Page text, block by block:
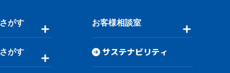
がす
がす
お客様相談室
サステナビリティ